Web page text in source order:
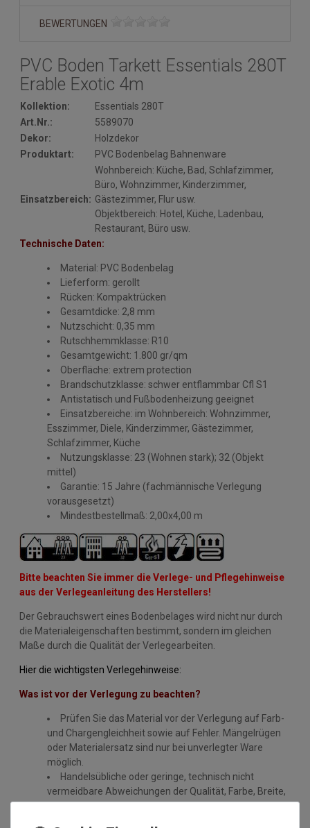
BEWERTUNGEN
PVC Boden Tarkett Essentials 280T
Erable Exotic 4m
Kollektion:
Essentials 280T
Art.Nr.:
5589070
Dekor:
Holzdekor
Produktart:
PVC Bodenbelag Bahnenware
Einsatzbereich:
Wohnbereich: Küche, Bad, Schlafzimmer,
Büro, Wohnzimmer, Kinderzimmer,
Gästezimmer, Flur usw.
Objektbereich: Hotel, Küche, Ladenbau,
Restaurant, Büro usw.
Technische Daten:
Material: PVC Bodenbelag
Lieferform: gerollt
Rücken: Kompaktrücken
Gesamtdicke: 2,8 mm
Nutzschicht: 0,35 mm
Rutschhemmklasse: R10
Gesamtgewicht: 1.800 gr/qm
Oberfläche: extrem protection
Brandschutzklasse: schwer entflammbar Cfl S1
Antistatisch und Fußbodenheizung geeignet
Einsatzbereiche: im Wohnbereich: Wohnzimmer,
Esszimmer, Diele, Kinderzimmer, Gästezimmer,
Schlafzimmer, Küche
Nutzungsklasse: 23 (Wohnen stark); 32 (Objekt
mittel)
Garantie: 15 Jahre (fachmännische Verlegung
vorausgesetzt)
Mindestbestellmaß: 2,00x4,00 m
Bitte beachten Sie immer die Verlege- und Pflegehinweise
aus der Verlegeanleitung des Herstellers!
Der Gebrauchswert eines Bodenbelages wird nicht nur durch
die Materialeigenschaften bestimmt, sondern im gleichen
Maße durch die Qualität der Verlegearbeiten.
Hier die wichtigsten Verlegehinweise:
Was ist vor der Verlegung zu beachten?
Prüfen Sie das Material vor der Verlegung auf Farb-
und Chargengleichheit sowie auf Fehler. Mängelrügen
oder Materialersatz sind nur bei unverlegter Ware
möglich.
Handelsübliche oder geringe, technisch nicht
vermeidbare Abweichungen der Qualität, Farbe, Breite,
des Gewichts, der Dicke, der Ausrüstung oder des